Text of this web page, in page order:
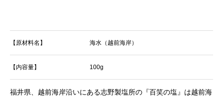
【原材料名】 海水（越前海岸）
【内容量】 100g
福井県、越前海岸沿いにある志野製塩所の『百笑の塩』は越前海